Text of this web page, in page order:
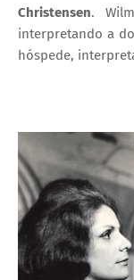
Christensen.
interpretando a
hóspede,